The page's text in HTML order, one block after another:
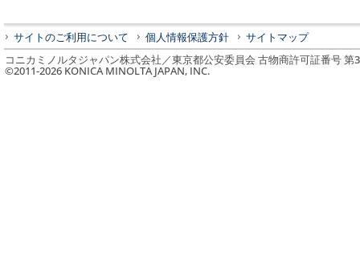
サイトのご利用について 個人情報保護方針
サイトマップ
コニカミノルタジャパン株式会社／東京都公安委員会 古物商許可証番号 第
©2011-2026 KONICA MINOLTA JAPAN, INC.